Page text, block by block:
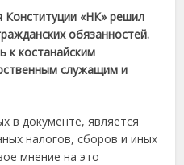
Конституции «НК» решил
обязанностей.
к костанайским
служащим и
в документе, является
налогов, сборов и иных
мнение на это